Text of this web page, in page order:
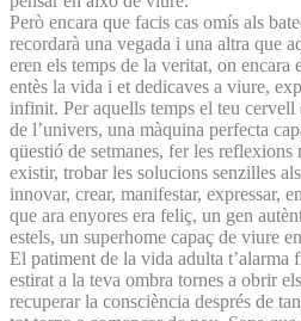
Però encara que facis cas omís als
recordarà una vegada i una altra que
eren els temps de la veritat, on encara
entès la vida i et dedicaves a viure,
infinit. Per aquells temps el teu cervell
de l’univers, una màquina perfecta
qüestió de setmanes, fer les
existir, trobar les solucions senzilles
innovar, crear, manifestar, expressar,
que ara enyores era feliç, un gen
estels, un superhome capaç de viure
El patiment de la vida adulta t’alarma
estirat a la teva ombra tornes a obrir
recuperar la consciència després de